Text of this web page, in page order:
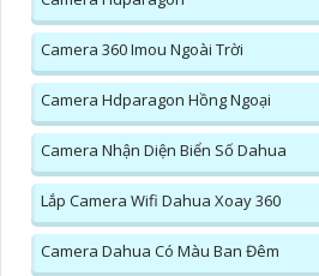
Camera 360 Imou Ngoài Trời
Camera Hdparagon Hồng Ngoại
Camera Nhận Diện Biển Số Dahua
Lắp Camera Wifi Dahua Xoay 360
Camera Dahua Có Màu Ban Đêm